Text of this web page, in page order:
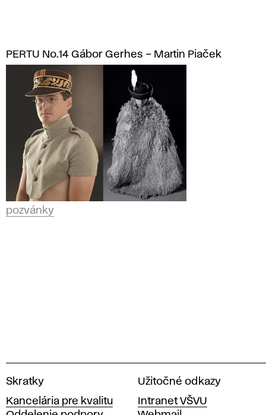
PERTU No.14 Gábor Gerhes – Martin Piaček
pozvánky
V
s
Skratky
Kancelária pre kvalitu
Užitočné odkazy
Intranet VŠVU